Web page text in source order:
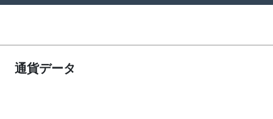
通貨データ